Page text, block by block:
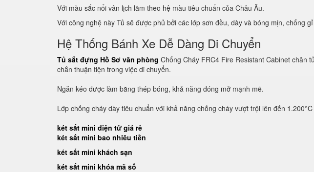
Với màu sắc nổi vân lịch lãm theo hệ màu tiêu chuẩn của Châu Âu.
Với công nghệ này Tủ sẽ được phủ bởi các lớp sơn đều, dày và bóng mịn, chống
Hệ Thống Bánh Xe Dễ Dàng Di Chuyển
Tủ sắt đựng Hồ Sơ văn phòng Chống Cháy FRC4 Fire Resistant Cabinet chân
chắn thuận tiện trong việc di chuyển.
Ngăn kéo được làm bằng thép bóng, khả năng đóng mở mạnh mẽ.
Lớp chống cháy dày tiêu chuẩn với khả năng chống cháy vượt trội lên đến
két sắt mini điện tử giá rẻ
két sắt mini bao nhiêu tiền
két sắt mini khách sạn
két sắt mini khóa mã số